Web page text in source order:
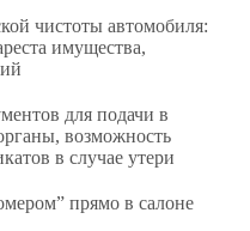
чистоты автомобиля:
имущества,
для подачи в
возможность
в случае утери
прямо в салоне